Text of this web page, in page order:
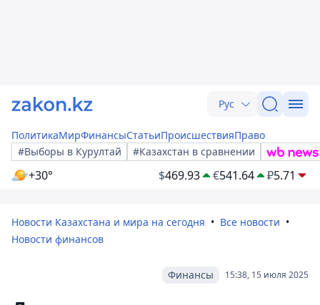
Рус
ПолитикаМирФинансыСтатьиПроисшествияПраво
#Выборы в Курултай
#Казахстан в сравнении
+30° $469.93 €541.64 ₽5.71
Новости Казахстана и мира на сегодня
Все новости
Новости финансов
15:38, 15 июля 2025
Финансы